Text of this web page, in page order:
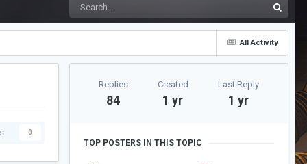
All Activity
0
Replies
84
Created
1 yr
Last Reply
1 yr
TOP POSTERS IN THIS TOPIC